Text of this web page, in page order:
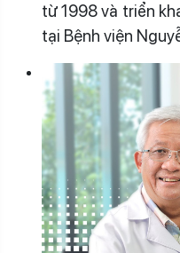
từ 1998 và triển
tại Bệnh viện